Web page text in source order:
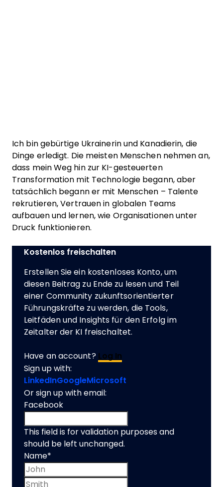
Ich bin gebürtige Ukrainerin und Kanadierin, die
Dinge erledigt. Die meisten Menschen nehmen an,
dass mein Weg hin zur KI-gesteuerten
Transformation mit Technologie begann, aber
tatsächlich begann er mit Menschen – Talente
rekrutieren, Vertrauen in globalen Teams
aufbauen und lernen, wie Organisationen unter
Druck funktionieren.
Kostenlos freischalten
Erstellen Sie ein kostenloses Konto, um
diesen Beitrag zu Ende zu lesen und Teil
einer Community zukunftsorientierter
Führungskräfte zu werden, die Tools,
Leitfäden und Insights für den Erfolg im
Zeitalter der KI freischaltet.
Have an account? Log In
Sign up with:
LinkedInGoogleMicrosoft
Or sign up with email:
Facebook
This field is for validation purposes and
should be left unchanged.
Name*